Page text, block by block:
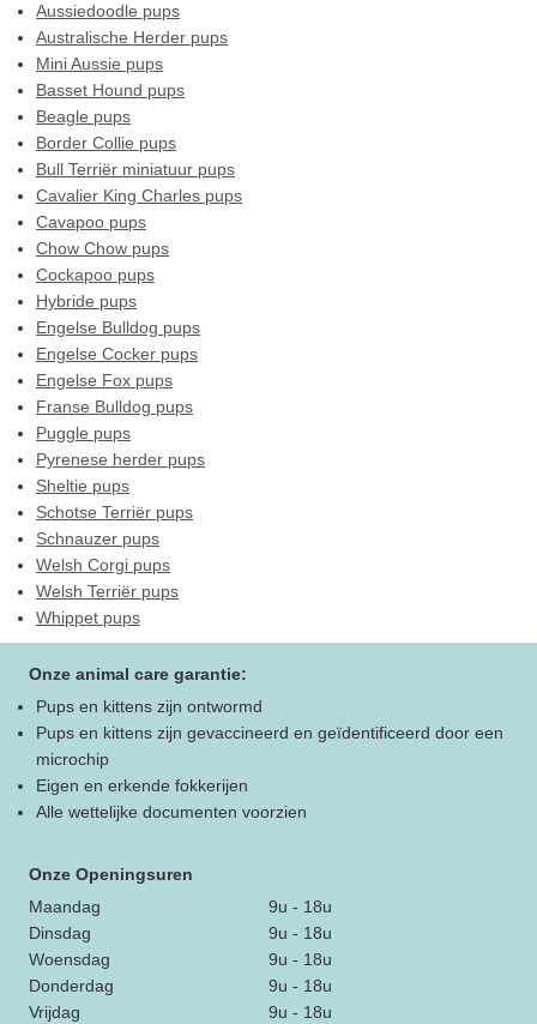
Aussiedoodle pups
Australische Herder pups
Mini Aussie pups
Basset Hound pups
Beagle pups
Border Collie pups
Bull Terriër miniatuur pups
Cavalier King Charles pups
Cavapoo pups
Chow Chow pups
Cockapoo pups
Hybride pups
Engelse Bulldog pups
Engelse Cocker pups
Engelse Fox pups
Franse Bulldog pups
Puggle pups
Pyrenese herder pups
Sheltie pups
Schotse Terriër pups
Schnauzer pups
Welsh Corgi pups
Welsh Terriër pups
Whippet pups
Onze animal care garantie:
Pups en kittens zijn ontwormd
Pups en kittens zijn gevaccineerd en geïdentificeerd door een
microchip
Eigen en erkende fokkerijen
Alle wettelijke documenten voorzien
Onze Openingsuren
Maandag
9u - 18u
Dinsdag
9u - 18u
Woensdag
9u - 18u
Donderdag
9u - 18u
Vrijdag
9u - 18u